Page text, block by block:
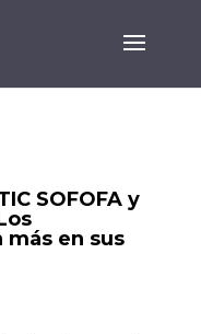
SOFOFA y
en sus